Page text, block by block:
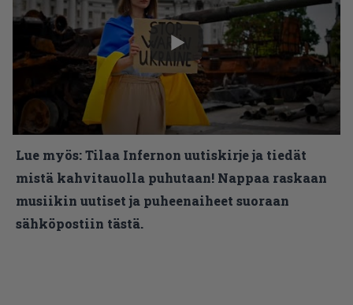
Lue myös:Tilaa Infernon uutiskirje ja tiedät
mistä kahvitauolla puhutaan! Nappaa raskaan
musiikin uutiset ja puheenaiheet suoraan
sähköpostiin tästä.